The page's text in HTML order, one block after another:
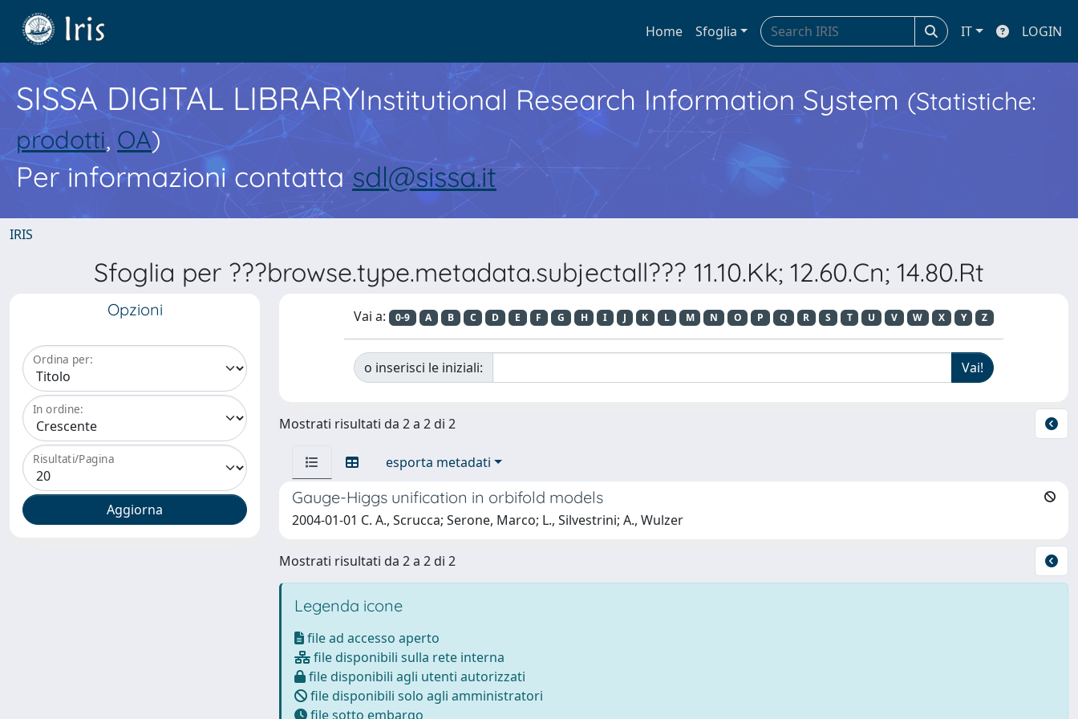
Home Sfoglia IT LOGIN
SISSA DIGITAL LIBRARYInstitutional Research Information System (Statistiche:
prodotti, OA)
Per informazioni contatta sdl@sissa.it
IRIS
Sfoglia per ???browse.type.metadata.subjectall??? 11.10.Kk; 12.60.Cn; 14.80.Rt
Opzioni
Ordina per:
In ordine:
Risultati/Pagina
Vai a: 0-9 A B C D E F G H I J K L M N O P Q R S T U V W X Y Z
o inserisci le iniziali:
Mostrati risultati da 2 a 2 di 2
esporta metadati
Gauge-Higgs unification in orbifold models
2004-01-01 C. A., Scrucca; Serone, Marco; L., Silvestrini; A., Wulzer
Mostrati risultati da 2 a 2 di 2
Legenda icone
file ad accesso aperto
file disponibili sulla rete interna
file disponibili agli utenti autorizzati
file disponibili solo agli amministratori
file sotto embargo